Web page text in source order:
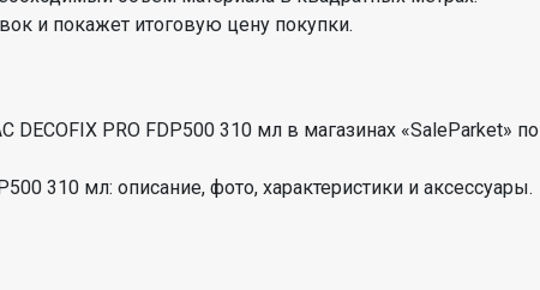
и покажет итоговую цену покупки.
PRO FDP500 310 мл в магазинах «SaleParket» по
310 мл: описание, фото, характеристики и аксессуары.